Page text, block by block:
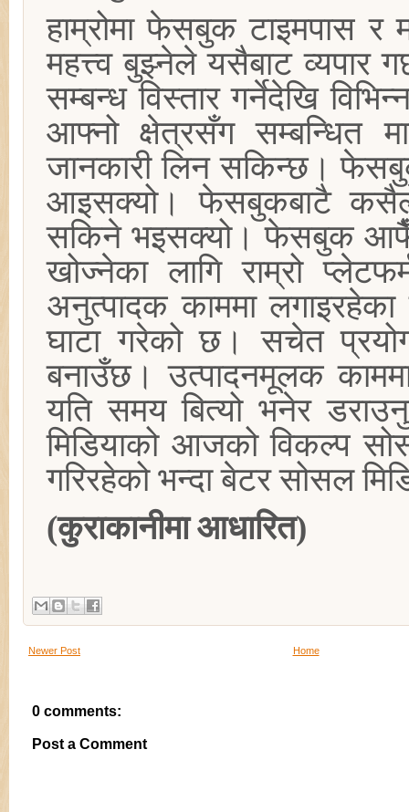
हाम्रोमा फेसबुक टाइमपास र
महत्त्व बुझ्नेले यसैबाट व्यपार
सम्बन्ध विस्तार गर्नेदेखि
आफ्नो क्षेत्रसँग सम्बन्धित
जानकारी लिन सकिन्छ।
आइसक्यो। फेसबुकबाटै कसैले
सकिने भइसक्यो। फेसबुक
खोज्नेका लागि राम्रो
अनुत्पादक काममा लगाइरहेका
घाटा गरेको छ। सचेत
बनाउँछ। उत्पादनमूलक
यति समय बित्यो भनेर
मिडियाको आजको विकल्प
गरिरहेको भन्दा बेटर सोसल
(कुराकानीमा आधारित)
Newer Post Home
0 comments:
Post a Comment